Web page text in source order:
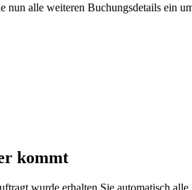
nun alle weiteren Buchungsdetails ein
kommt
wurde erhalten Sie automatisch